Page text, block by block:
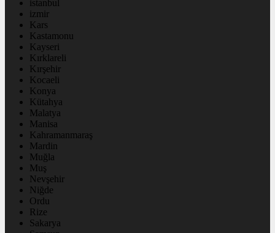
istanbul
izmir
Kars
Kastamonu
Kayseri
Kırklareli
Kırşehir
Kocaeli
Konya
Kütahya
Malatya
Manisa
Kahramanmaraş
Mardin
Muğla
Muş
Nevşehir
Niğde
Ordu
Rize
Sakarya